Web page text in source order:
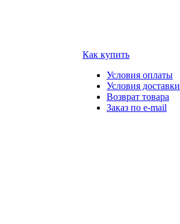
Как купить
Условия оплаты
Условия доставки
Возврат товара
Заказ по e-mail